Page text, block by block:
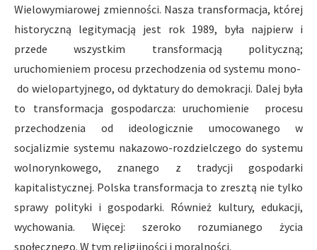
Wielowymiarowej zmienności. Nasza transformacja, której
historyczną legitymacją jest rok 1989, była najpierw i
przede wszystkim transformacją polityczną;
uruchomieniem procesu przechodzenia od systemu mono-
do wielopartyjnego, od dyktatury do demokracji. Dalej była
to transformacja gospodarcza: uruchomienie procesu
przechodzenia od ideologicznie umocowanego w
socjalizmie systemu nakazowo-rozdzielczego do systemu
wolnorynkowego, znanego z tradycji gospodarki
kapitalistycznej. Polska transformacja to zresztą nie tylko
sprawy polityki i gospodarki. Również kultury, edukacji,
wychowania. Więcej: szeroko rozumianego życia
społecznego. W tym religijności i moralności.